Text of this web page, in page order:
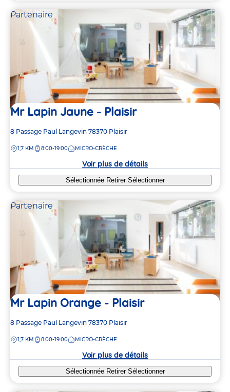
Partenaire
Mr Lapin Jaune - Plaisir
Adresse
la
8 Passage Paul Langevin 78370 Plaisir
DISTANCE
1,7 KM 8:00-19:00 MICRO-CRÈCHE
Voir plus de détails
Sélectionnée Retirer Sélectionner
Partenaire
Mr Lapin Orange - Plaisir
Adresse
la
8 Passage Paul Langevin 78370 Plaisir
DISTANCE
1,7 KM 8:00-19:00 MICRO-CRÈCHE
Voir plus de détails
Sélectionnée Retirer Sélectionner